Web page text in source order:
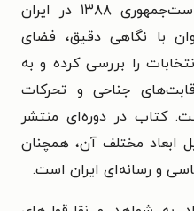
سیاسی پس از انتخابات ریاست‌جمهوری ۱۳۸۸ در ایران
با نگاهی دقیق، فضای
را بررسی کرده و به
جناحی و تحرکات
کتاب در دوره‌ای منتشر
ابعاد مختلف آن، همچنان
و رسانه‌ای ایران است.